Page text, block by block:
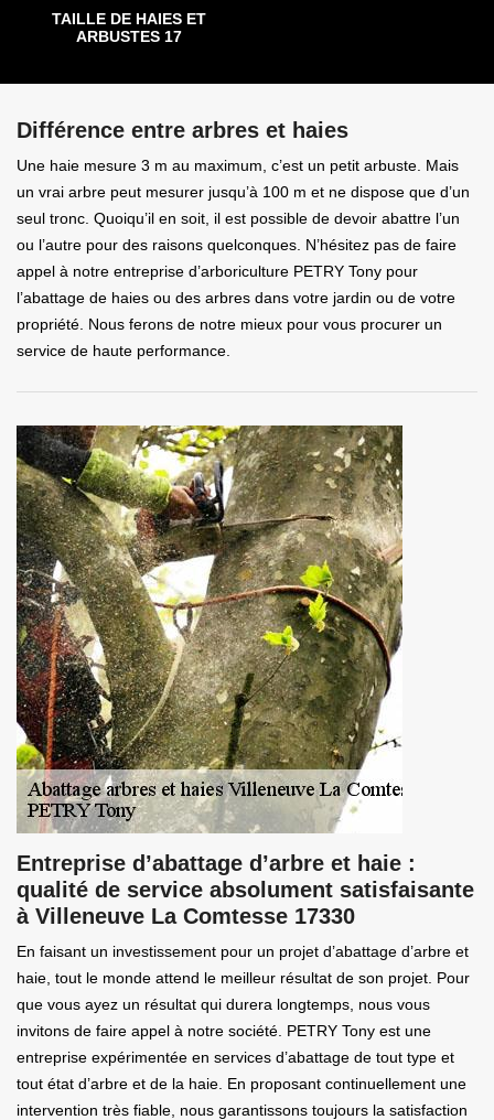
TAILLE DE HAIES ET
ARBUSTES 17
Différence entre arbres et haies
Une haie mesure 3 m au maximum, c’est un petit arbuste. Mais
un vrai arbre peut mesurer jusqu’à 100 m et ne dispose que d’un
seul tronc. Quoiqu’il en soit, il est possible de devoir abattre l’un
ou l’autre pour des raisons quelconques. N’hésitez pas de faire
appel à notre entreprise d’arboriculture PETRY Tony pour
l’abattage de haies ou des arbres dans votre jardin ou de votre
propriété. Nous ferons de notre mieux pour vous procurer un
service de haute performance.
Entreprise d’abattage d’arbre et haie :
qualité de service absolument satisfaisante
à Villeneuve La Comtesse 17330
En faisant un investissement pour un projet d’abattage d’arbre et
haie, tout le monde attend le meilleur résultat de son projet. Pour
que vous ayez un résultat qui durera longtemps, nous vous
invitons de faire appel à notre société. PETRY Tony est une
entreprise expérimentée en services d’abattage de tout type et
tout état d’arbre et de la haie. En proposant continuellement une
intervention très fiable, nous garantissons toujours la satisfaction